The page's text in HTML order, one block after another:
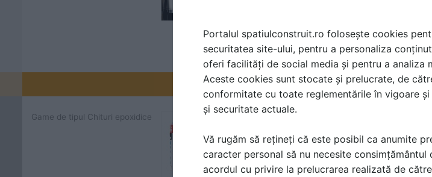
Promovați-vă produsele și serviciile pe
Game de tipul Chituri epoxidice
Portalul spatiulconstruit.ro folosește cookies
securitatea site-ului, pentru a personaliza
oferi facilități de social media și pentru a analiza
Aceste cookies sunt stocate și prelucrate, de
conformitate cu toate reglementările în vigoare
și securitate actuale.
Vă rugăm să rețineți că este posibil ca anumite
caracter personal să nu necesite
acordul cu privire la prelucrarea realizată de